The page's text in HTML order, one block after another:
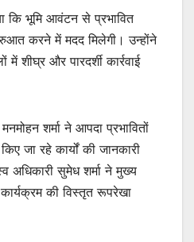
कि भूमि आवंटन से प्रभावित
करने में मदद मिलेगी। उन्होंने
शीघ्र और पारदर्शी कार्रवाई
शर्मा ने आपदा प्रभावितों
जा रहे कार्यों की जानकारी
अधिकारी सुमेध शर्मा ने मुख्य
की विस्तृत रूपरेखा